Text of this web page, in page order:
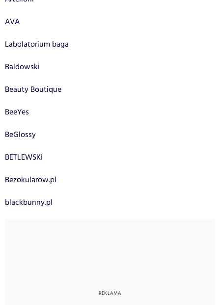
AVA
Labolatorium baga
Baldowski
Beauty Boutique
BeeYes
BeGlossy
BETLEWSKI
Bezokularow.pl
blackbunny.pl